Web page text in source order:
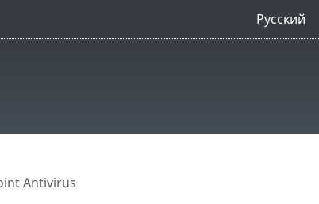
Русский
Antivirus